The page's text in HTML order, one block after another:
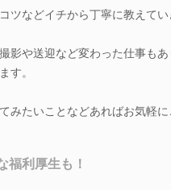
ツなどイチから丁寧に教えてい
影や送迎など変わった仕事も
す。
みたいことなどあればお気軽に
利厚生も！